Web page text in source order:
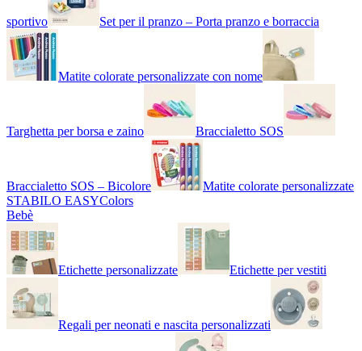
sportivo Set per il pranzo – Porta pranzo e borraccia
Matite colorate personalizzate con nome
Targhetta per borsa e zaino Braccialetto SOS
Braccialetto SOS – Bicolore
Matite colorate personalizzate
STABILO EASYColors
Bebè
Etichette personalizzate Etichette per vestiti
Regali per neonati e nascita personalizzati